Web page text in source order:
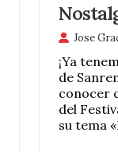
Jose
¡Ya
de
conocer
del
su tema